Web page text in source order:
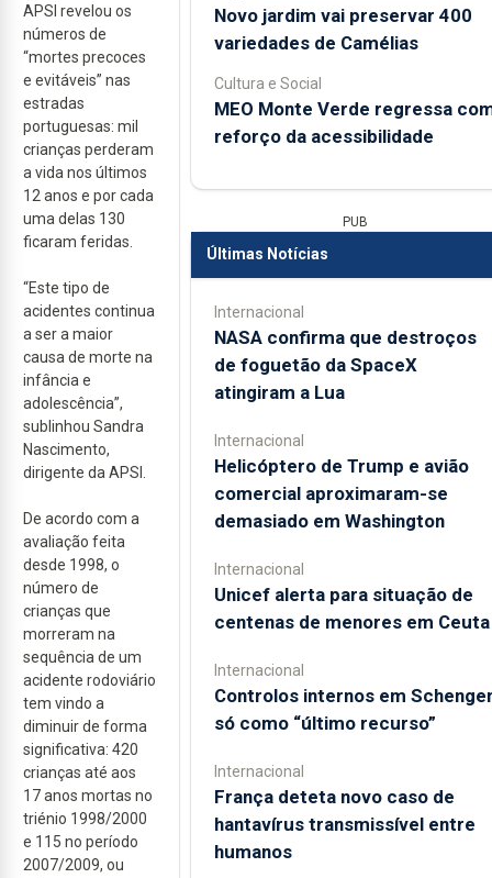
APSI revelou os
números de
“mortes precoces
e evitáveis” nas
estradas
portuguesas: mil
crianças perderam
a vida nos últimos
12 anos e por cada
uma delas 130
ficaram feridas.
“Este tipo de
acidentes continua
a ser a maior
causa de morte na
infância e
adolescência”,
sublinhou Sandra
Nascimento,
dirigente da APSI.
De acordo com a
avaliação feita
desde 1998, o
número de
crianças que
morreram na
sequência de um
acidente rodoviário
tem vindo a
diminuir de forma
significativa: 420
crianças até aos
17 anos mortas no
triénio 1998/2000
e 115 no período
2007/2009, ou
Novo jardim vai preservar 400
variedades de Camélias
Cultura e Social
MEO Monte Verde regressa
reforço da acessibilidade
PUB
Últimas Notícias
Internacional
NASA confirma que destroços
de foguetão da SpaceX
atingiram a Lua
Internacional
Helicóptero de Trump e avião
comercial aproximaram-se
demasiado em Washington
Internacional
Unicef alerta para situação de
centenas de menores em Ceuta
Internacional
Controlos internos em
só como “último recurso”
Internacional
França deteta novo caso de
hantavírus transmissível entre
humanos